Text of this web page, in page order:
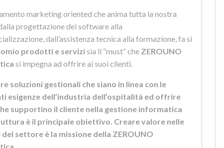
marketing oriented che anima tutta la nostra
progettazione dei software alla
dall’assistenza tecnica alla formazione, fa si
prodotti e servizisia il “must” che ZEROUNO
si impegna ad offrire ai suoi clienti.
soluzioni gestionali che siano in linea con le
esigenze dell’industria dell’ospitalità ed offrire
supportino il cliente nella gestione informatica
è il principale obiettivo. Creare valore nelle
settore è la missione della ZEROUNO